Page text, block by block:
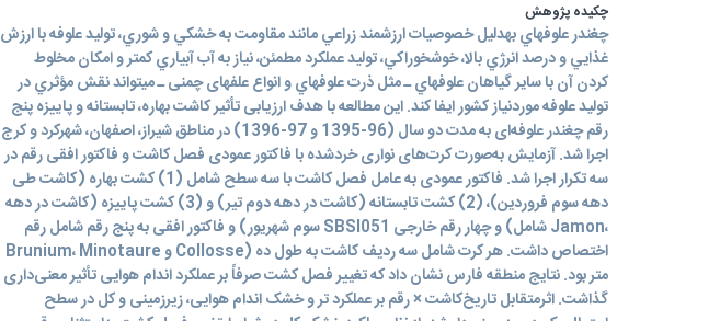
چکیده پژوهش
چغندر علوفه‪اي به‪دليل خصوصيات ارزشمند زراعي مانند مقاومت به خشکي و شوري، توليد علوفه با ارزش
غذايي و درصد انرژي بالا، خوش‪خوراکي، توليد عملکرد مطمئن، نياز به آب آبياري کمتر و امکان مخلوط
کردن آن با ساير گياهان علوفه‪اي ـ مثل ذرت علوفه‪اي و انواع علف‪های چمنی ـ مي‪تواند نقش مؤثري در
توليد علوفه موردنياز کشور ايفا کند. این مطالعه با هدف ارزیابی تأثیر کاشت بهاره، تابستانه و پاییزه پنج
رقم چغندر علوفه‌ای به مدت دو سال (96-1395 و 97-1396) در مناطق شیراز، اصفهان، شهرکرد و کرج
اجرا شد. آزمایش به‌صورت کرت‌های نواری خردشده با فاکتور عمودی فصل کاشت و فاکتور افقی رقم در
سه تکرار اجرا شد. فاکتور عمودی به عامل فصل کاشت با سه سطح شامل (1) کشت بهاره (کاشت طی
دهه سوم فروردین)، (2) کشت تابستانه (کاشت در دهه دوم تیر) و (3) کشت پاییزه (کاشت در دهه
سوم شهریور) و فاکتور افقی به پنج رقم شامل رقم SBSI051 و چهار رقم خارجی (شامل Jamon،
Brunium، Minotaure و Collosse) اختصاص داشت. هر کرت شامل سه ردیف کاشت به طول ده
متر بود. نتایج منطقه فارس نشان داد که تغییر فصل کشت صرفاً بر عملکرد اندام هوایی تأثیر معنی‌داری
گذاشت. اثرمتقابل تاریخ‌کاشت × رقم بر عملکرد تر و خشک اندام هوایی، زیرزمینی و کل در سطح